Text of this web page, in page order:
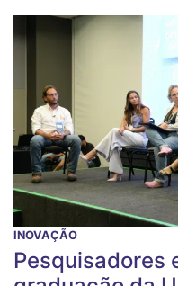
INOVAÇÃO
Pesquisadores